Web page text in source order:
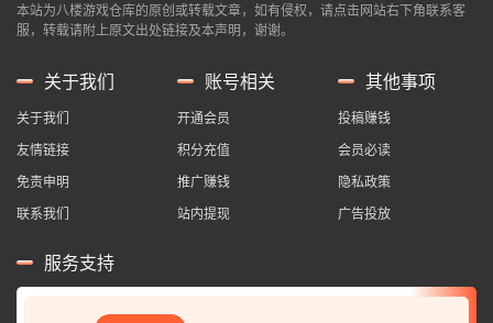
本站为八楼游戏仓库的原创或转载文章，如有侵权，请点击网站右下角联系客
服，转载请附上原文出处链接及本声明，谢谢。
关于我们
关于我们
友情链接
免责申明
联系我们
账号相关
开通会员
积分充值
推广赚钱
站内提现
其他事项
投稿赚钱
会员必读
隐私政策
广告投放
服务支持